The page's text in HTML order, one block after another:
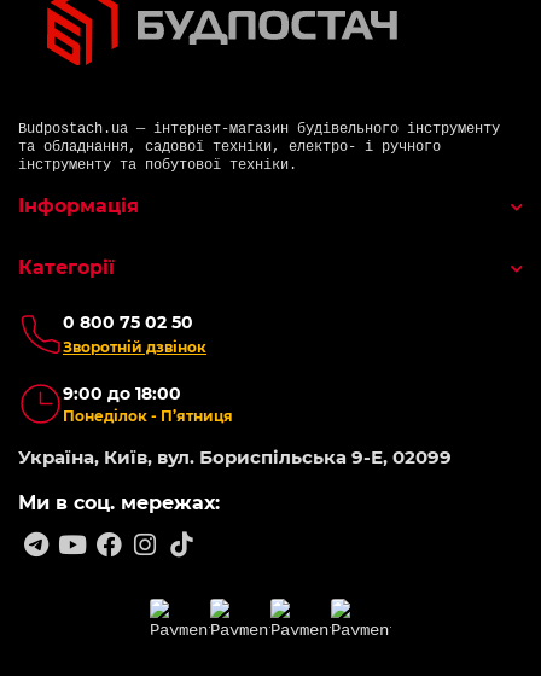
Budpostach.ua — інтернет-магазин будівельного інструменту
та обладнання, садової техніки, електро- і ручного
інструменту та побутової техніки.
0 800 75 02 50
Зворотній дзвінок
9:00 до 18:00
Понеділок - П’ятниця
Україна, Київ, вул. Бориспільська 9-Е, 02099
Ми в соц. мережах:
Інформація
Категорії